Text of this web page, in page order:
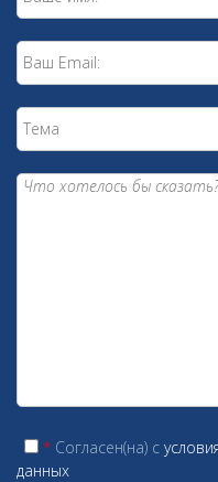
* Согласен(на) c
данных